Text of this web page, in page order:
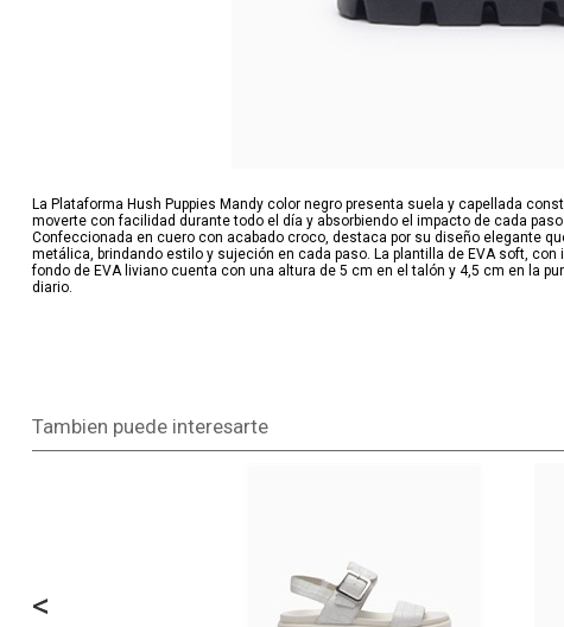
La Plataforma Hush Puppies Mandy color negro presenta suela y capellada
moverte con facilidad durante todo el día y absorbiendo el impacto de cada
Confeccionada en cuero con acabado croco, destaca por su diseño elegante
metálica, brindando estilo y sujeción en cada paso. La plantilla de EVA soft,
fondo de EVA liviano cuenta con una altura de 5 cm en el talón y 4,5 cm en la
diario.
Tambien puede interesarte
<